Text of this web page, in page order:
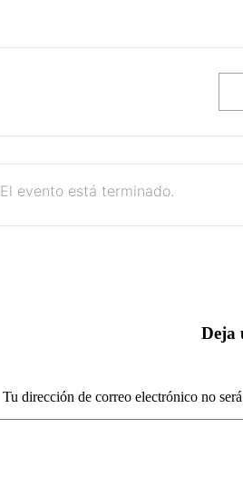
El evento está terminado.
Deja
Tu dirección de correo electrónico no